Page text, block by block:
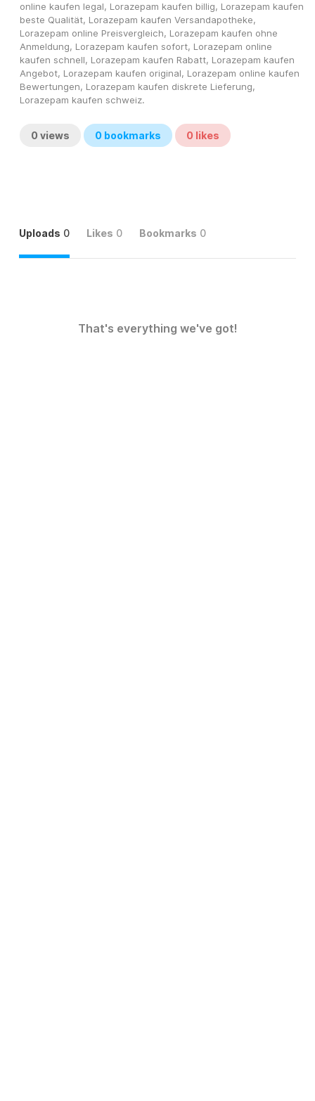
online kaufen legal, Lorazepam kaufen billig, Lorazepam kaufen
beste Qualität, Lorazepam kaufen Versandapotheke,
Lorazepam online Preisvergleich, Lorazepam kaufen ohne
Anmeldung, Lorazepam kaufen sofort, Lorazepam online
kaufen schnell, Lorazepam kaufen Rabatt, Lorazepam kaufen
Angebot, Lorazepam kaufen original, Lorazepam online kaufen
Bewertungen, Lorazepam kaufen diskrete Lieferung,
Lorazepam kaufen schweiz.
0 views 0 bookmarks 0 likes
Uploads 0 Likes 0 Bookmarks 0
That's everything we've got!